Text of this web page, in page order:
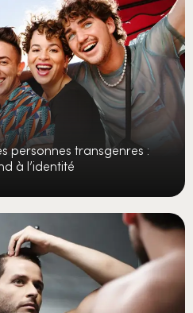
personnes transgenres :
à l’identité